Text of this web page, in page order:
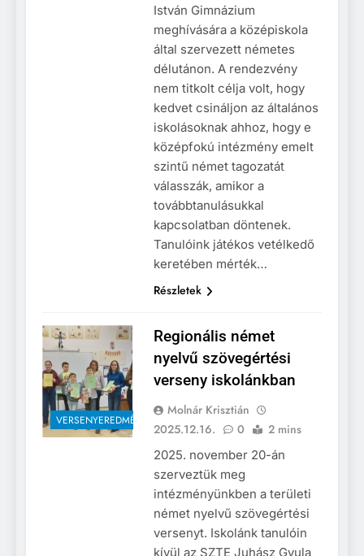
István Gimnázium
meghívására a középiskola
által szervezett németes
délutánon. A rendezvény
nem titkolt célja volt, hogy
kedvet csináljon az általános
iskolásoknak ahhoz, hogy e
középfokú intézmény emelt
szintű német tagozatát
válasszák, amikor a
továbbtanulásukkal
kapcsolatban döntenek.
Tanulóink játékos vetélkedő
keretében mérték…
Részletek
VERSENYEREDMÉNYEK
Regionális német
nyelvű szövegértési
verseny iskolánkban
Molnár Krisztián
2025.12.16.
0 2 mins
2025. november 20-án
szerveztük meg
intézményünkben a területi
német nyelvű szövegértési
versenyt. Iskolánk tanulóin
kívül az SZTE Juhász Gyula